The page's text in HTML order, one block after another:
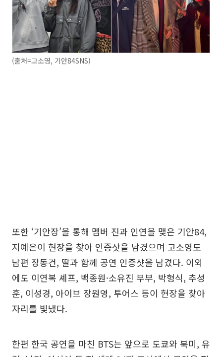
(출처=고소영, 기안84SNS)
또한 ‘기안장’을 통해 멤버 진과 인연을 맺은 기안84,
지예은이 현장을 찾아 인증샷을 남겼으며 고소영도
남편 장동건, 딸과 함께 공연 인증샷을 남겼다. 이외
에도 이연복 셰프, 백종원·소유진 부부, 박형식, 추성
훈, 이성경, 아이브 장원영, 투어스 등이 현장을 찾아
자리를 빛냈다.
한편 한국 공연을 마친 BTS는 앞으로 도쿄와 북미, 유